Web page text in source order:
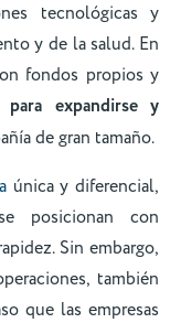
tecnológicas y
y de la salud. En
fondos propios y
para expandirse y
de gran tamaño.
única y diferencial,
posicionan con
Sin embargo,
también
que las empresas